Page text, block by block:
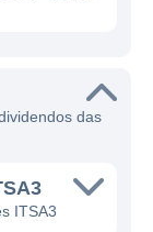
das
ITSA3